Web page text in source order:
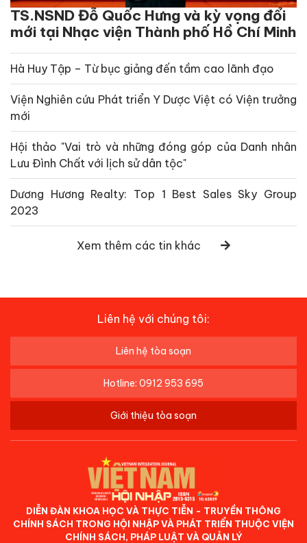
TS.NSND Đỗ Quốc Hưng và kỳ vọng đổi
mới tại Nhạc viện Thành phố Hồ Chí Minh
Hà Huy Tập – Từ bục giảng đến tầm cao lãnh đạo
Viện Nghiên cứu Phát triển Y Dược Việt có Viện trưởng
mới
Hội thảo "Vai trò và những đóng góp của Danh nhân
Lưu Đình Chất với lịch sử dân tộc"
Dương Hương Realty: Top 1 Best Sales Sky Group
2023
Xem thêm các tin khác
Liên hệ với chúng tôi:
Liên hệ tòa soạn
Hotline: 0912 953 695
Giới thiệu tòa soạn
DIỄN ĐÀN KHOA HỌC VÀ THỰC TIỄN - TRUYỀN THÔNG
CHÍNH SÁCH TRONG HỘI NHẬP VÀ PHÁT TRIỂN THUỘC VIỆN
CHÍNH SÁCH, PHÁP LUẬT VÀ QUẢN LÝ